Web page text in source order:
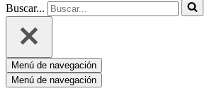
Buscar...
Menú de navegación
Menú de navegación